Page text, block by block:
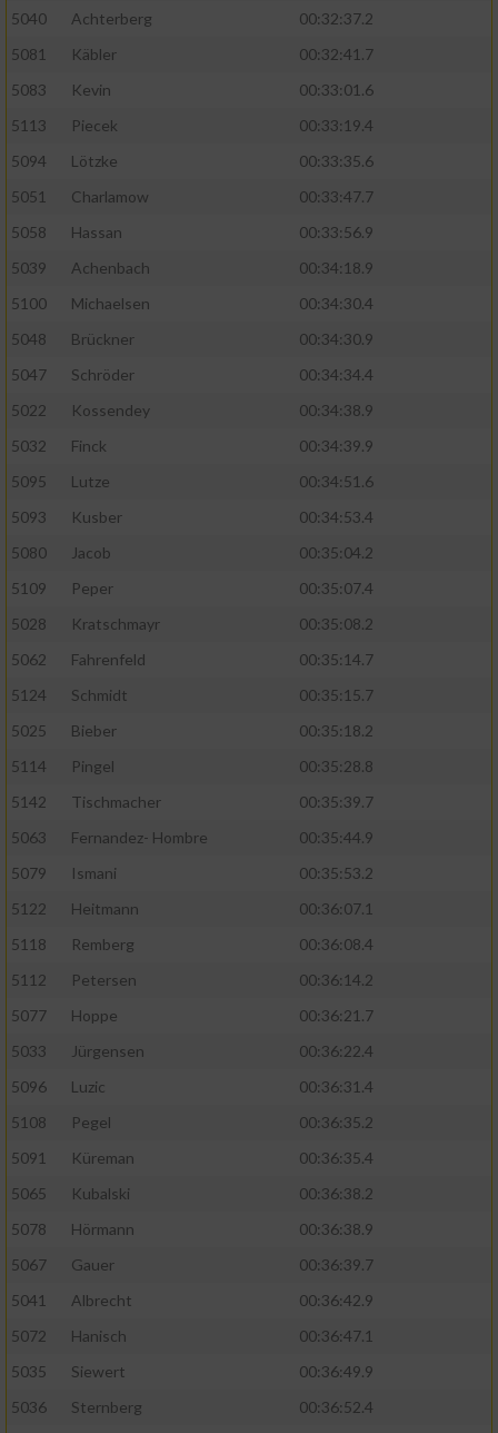
5040
Achterberg
00:32:37.2
5081
Käbler
00:32:41.7
5083
Kevin
00:33:01.6
5113
Piecek
00:33:19.4
5094
Lötzke
00:33:35.6
5051
Charlamow
00:33:47.7
5058
Hassan
00:33:56.9
5039
Achenbach
00:34:18.9
5100
Michaelsen
00:34:30.4
5048
Brückner
00:34:30.9
5047
Schröder
00:34:34.4
5022
Kossendey
00:34:38.9
5032
Finck
00:34:39.9
5095
Lutze
00:34:51.6
5093
Kusber
00:34:53.4
5080
Jacob
00:35:04.2
5109
Peper
00:35:07.4
5028
Kratschmayr
00:35:08.2
5062
Fahrenfeld
00:35:14.7
5124
Schmidt
00:35:15.7
5025
Bieber
00:35:18.2
5114
Pingel
00:35:28.8
5142
Tischmacher
00:35:39.7
5063
Fernandez- Hombre
00:35:44.9
5079
Ismani
00:35:53.2
5122
Heitmann
00:36:07.1
5118
Remberg
00:36:08.4
5112
Petersen
00:36:14.2
5077
Hoppe
00:36:21.7
5033
Jürgensen
00:36:22.4
5096
Luzic
00:36:31.4
5108
Pegel
00:36:35.2
5091
Küreman
00:36:35.4
5065
Kubalski
00:36:38.2
5078
Hörmann
00:36:38.9
5067
Gauer
00:36:39.7
5041
Albrecht
00:36:42.9
5072
Hanisch
00:36:47.1
5035
Siewert
00:36:49.9
5036
Sternberg 00:36:52.4